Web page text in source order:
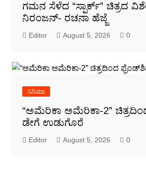
ಗಮನ ಸೆಳೆದ “ಸ್ಪಾರ್ಕ್” ಚಿತ್ರದ
ನಿರಂಜನ್- ರಚನಾ ಹೆಜ್ಜೆ
Editor August 5, 2026 0
ಸಿನಿಮಾ
“ಅಮೆರಿಕಾ ಅಮೆರಿಕಾ-2”
ಡೇಗೆ ಉಡುಗೊರೆ
Editor August 5, 2026 0